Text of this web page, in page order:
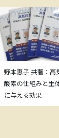
野本恵子 共著：高
酸素の仕組みと生
に与える効果